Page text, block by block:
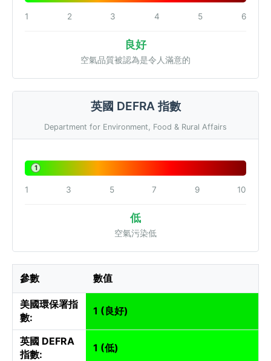
1 2 3 4 5 6
良好
空氣品質被認為是令人滿意的
英國 DEFRA 指數
Department for Environment, Food & Rural Affairs
1
1 3 5 7 9 10
低
空氣污染低
參數 數值
美國環保署指
數:
1 (良好)
英國 DEFRA
指數:
1 (低)